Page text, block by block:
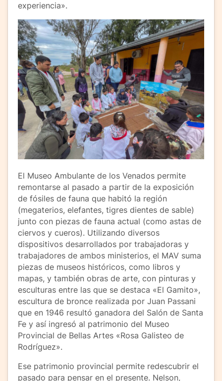
experiencia».
El Museo Ambulante de los Venados permite
remontarse al pasado a partir de la exposición
de fósiles de fauna que habitó la región
(megaterios, elefantes, tigres dientes de sable)
junto con piezas de fauna actual (como astas de
ciervos y cueros). Utilizando diversos
dispositivos desarrollados por trabajadoras y
trabajadores de ambos ministerios, el MAV suma
piezas de museos históricos, como libros y
mapas, y también obras de arte, con pinturas y
esculturas entre las que se destaca «El Gamito»,
escultura de bronce realizada por Juan Passani
que en 1946 resultó ganadora del Salón de Santa
Fe y así ingresó al patrimonio del Museo
Provincial de Bellas Artes «Rosa Galisteo de
Rodríguez».
Ese patrimonio provincial permite redescubrir el
pasado para pensar en el presente. Nelson,